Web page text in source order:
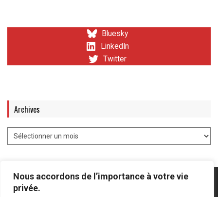
Nous accordons de l’importance à votre vie
privée.
Bluesky
LinkedIn
Twitter
Archives